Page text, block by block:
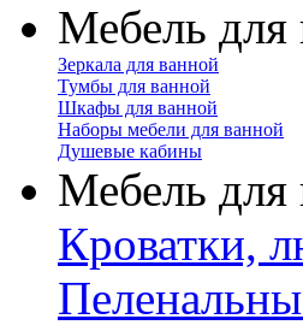
Мебель для
Зеркала для ванной
Тумбы для ванной
Шкафы для ванной
Наборы мебели для ванной
Душевые кабины
Мебель
Кроватки,